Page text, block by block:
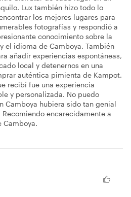
Lux también hizo todo lo
los mejores lugares para
fotografías y respondió a
conocimiento sobre la
el idioma de Camboya. También
añadir experiencias espontáneas,
local y detenernos en una
auténtica pimienta de Kampot.
recibí fue una experiencia
y personalizada. No puedo
Camboya hubiera sido tan genial
encarecidamente a
Camboya.